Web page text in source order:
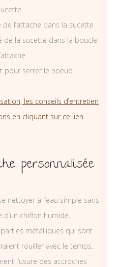
l’attache dans la sucette
de la sucette dans la boucle
pour serrer le noeud
les conseils d’entretien
en cliquant sur ce lien
personnalisée
nettoyer à l’eau simple sans
d’un chiffon humide.
métalliques qui sont
rouiller avec le temps.
l’usure des accroches